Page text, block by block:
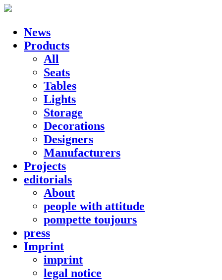
News
Products
All
Seats
Tables
Lights
Storage
Decorations
Designers
Manufacturers
Projects
editorials
About
people with attitude
pompette toujours
press
Imprint
imprint
legal notice